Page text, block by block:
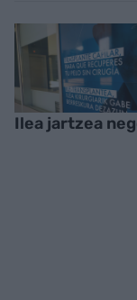
Ilea jartzea